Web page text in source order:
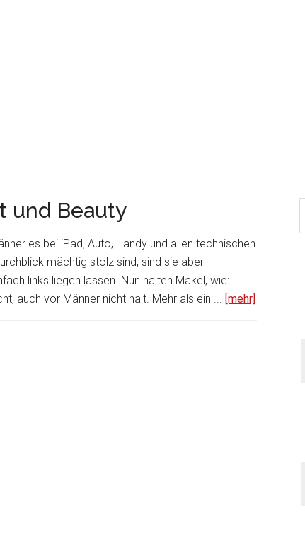
und Beauty
es bei iPad, Auto, Handy und allen technischen
mächtig stolz sind, sind sie aber
links liegen lassen. Nun halten Makel, wie:
auch vor Männer nicht halt. Mehr als ein ... [mehr]